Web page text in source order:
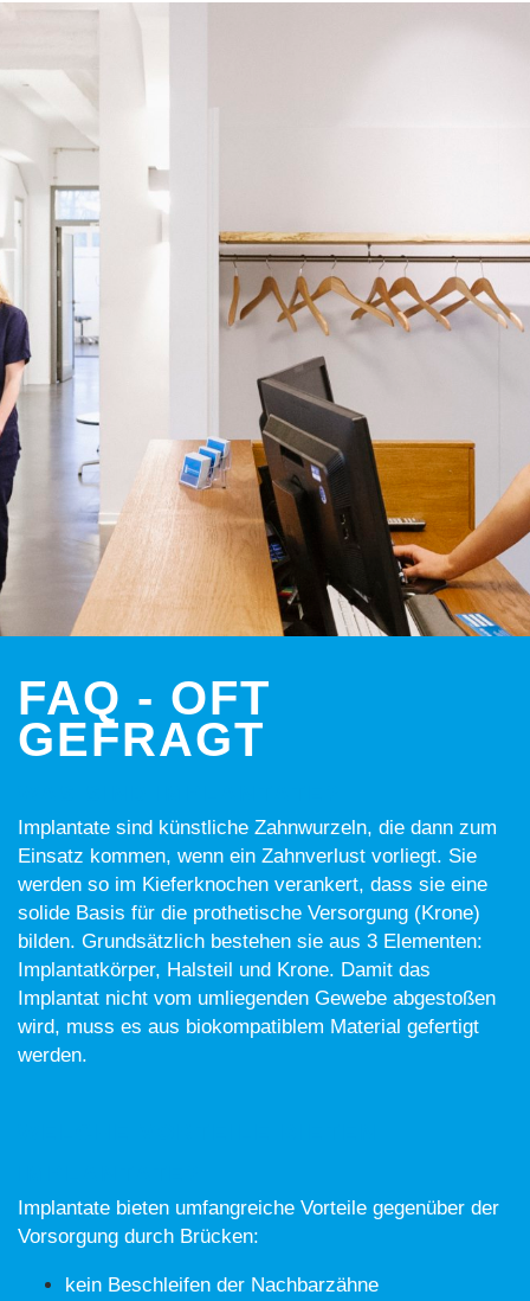
FAQ - OFT
GEFRAGT
Implantate sind künstliche Zahnwurzeln, die dann zum
Einsatz kommen, wenn ein Zahnverlust vorliegt. Sie
werden so im Kieferknochen verankert, dass sie eine
solide Basis für die prothetische Versorgung (Krone)
bilden. Grundsätzlich bestehen sie aus 3 Elementen:
Implantatkörper, Halsteil und Krone. Damit das
Implantat nicht vom umliegenden Gewebe abgestoßen
wird, muss es aus biokompatiblem Material gefertigt
werden.
Implantate bieten umfangreiche Vorteile gegenüber der
Vorsorgung durch Brücken:
kein Beschleifen der Nachbarzähne